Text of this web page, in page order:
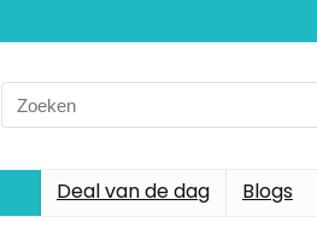
Search
for:
Deal van de dag Blogs